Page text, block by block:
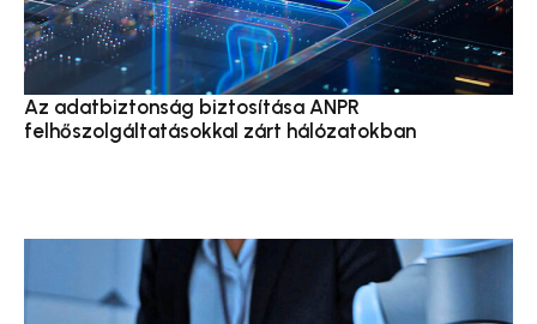
Az adatbiztonság biztosítása ANPR
felhőszolgáltatásokkal zárt hálózatokban